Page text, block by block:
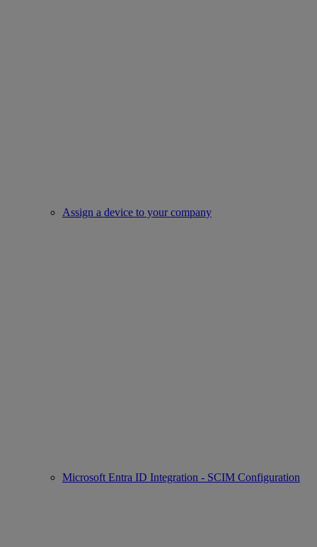
Assign a device to your company
Microsoft Entra ID Integration - SCIM Configuration